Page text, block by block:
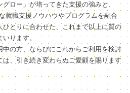
ロー」が培ってきた支援の強みと、
就職支援ノウハウやプログラムを融合
ひとりに合わせた、これまで以上に質の
いります。
の方、ならびにこれからご利用を検討
、引き続き変わらぬご愛顧を賜ります